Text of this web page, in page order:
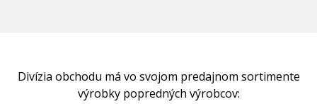
Divízia obchodu má vo svojom predajnom sortimente
výrobky popredných výrobcov: